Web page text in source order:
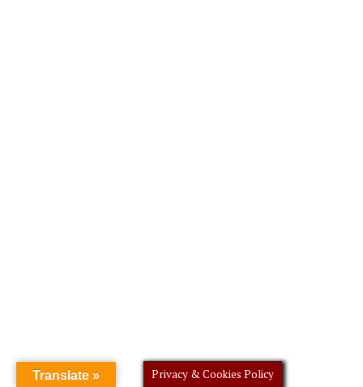
Privacy & Cookies Policy
Translate »